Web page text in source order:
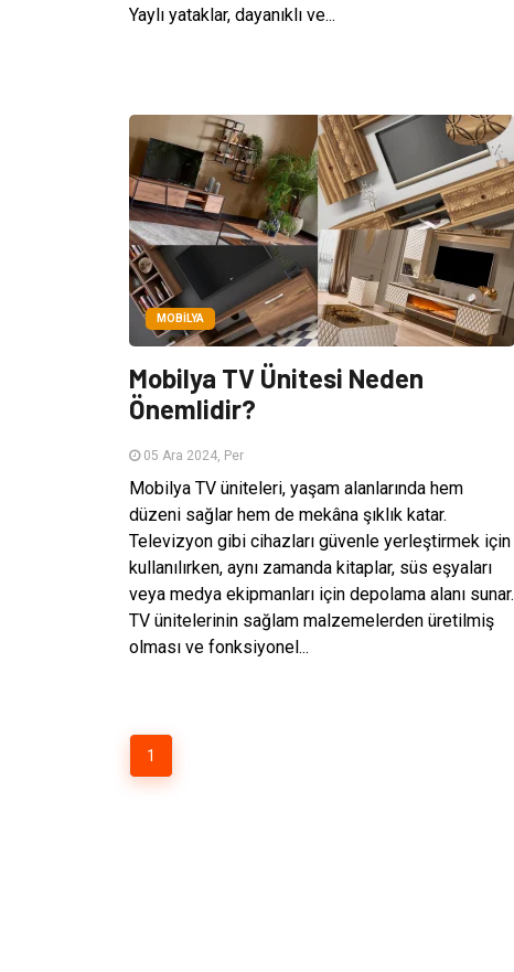
Yaylı yataklar, dayanıklı ve...
MOBILYA
Mobilya TV Ünitesi Neden
Önemlidir?
05 Ara 2024, Per
Mobilya TV üniteleri, yaşam alanlarında hem
düzeni sağlar hem de mekâna şıklık katar.
Televizyon gibi cihazları güvenle yerleştirmek için
kullanılırken, aynı zamanda kitaplar, süs eşyaları
veya medya ekipmanları için depolama alanı sunar.
TV ünitelerinin sağlam malzemelerden üretilmiş
olması ve fonksiyonel...
1